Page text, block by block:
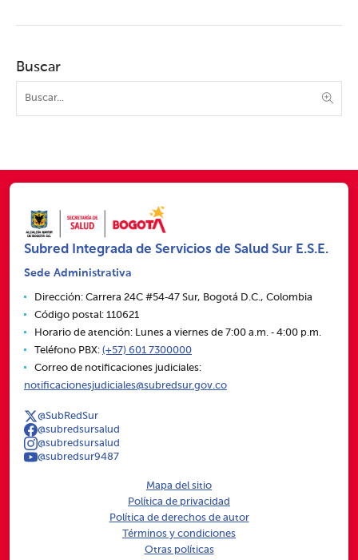
Buscar
Subred Integrada de Servicios de Salud Sur E.S.E.
Sede Administrativa
Dirección: Carrera 24C #54‑47 Sur, Bogotá D.C., Colombia
Código postal: 110621
Horario de atención: Lunes a viernes de 7:00 a.m. ‑ 4:00 p.m.
Teléfono PBX: (+57) 601 7300000
Correo de notificaciones judiciales:
notificacionesjudiciales@subredsur.gov.co
@SubRedSur
@subredsursalud
@subredsursalud
@subredsur9487
Mapa del sitio
Política de privacidad
Política de derechos de autor
Términos y condiciones
Otras políticas